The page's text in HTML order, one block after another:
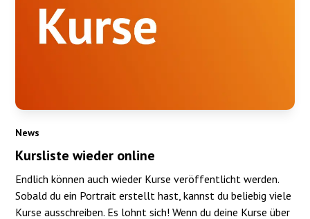
News
Kursliste wieder online
Endlich können auch wieder Kurse veröffentlicht werden.
Sobald du ein Portrait erstellt hast, kannst du beliebig viele
Kurse ausschreiben. Es lohnt sich! Wenn du deine Kurse über